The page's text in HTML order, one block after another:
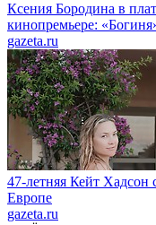
Ксения Бородина в
кинопремьере:
gazeta.ru
47-летняя Кейт Хадсон
Европе
gazeta.ru